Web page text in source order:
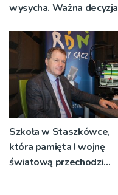
wysycha. Ważna decyzja
Szkoła w Staszkówce,
która pamięta I wojnę
światową przechodzi